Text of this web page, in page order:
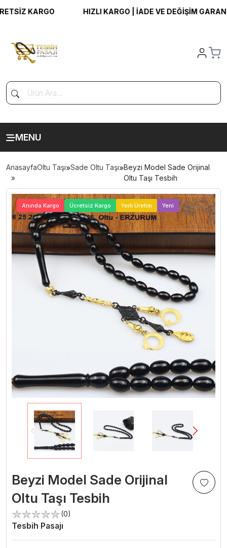
KARGO HIZLI KARGO | İADE VE DEĞİŞİM GARANTİSİ
MENU
AnasayfaOltu Taşı»Sade Oltu Taşı»Beyzi Model Sade Orijinal
Oltu Taşı Tesbih
Anında Kargo Ücretsiz Kargo Yerli Üretim Yeni
Beyzi Model Sade Orijinal
Oltu Taşı Tesbih
(0)
Tesbih Pasajı